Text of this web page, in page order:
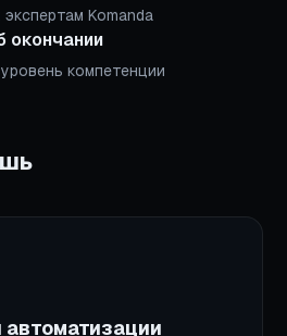
Komanda
окончании
компетенции